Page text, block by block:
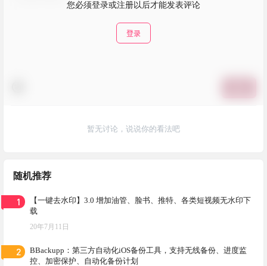
您必须登录或注册以后才能发表评论
登录
暂无讨论，说说你的看法吧
随机推荐
1
【一键去水印】3.0 增加油管、脸书、推特、各类短视频无水印下
载
20年7月11日
2
BBackupp：第三方自动化iOS备份工具，支持无线备份、进度监
控、加密保护、自动化备份计划